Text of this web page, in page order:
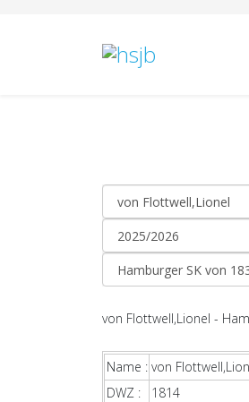
von Flottwell,Lionel -
Name : von
DWZ :
1814